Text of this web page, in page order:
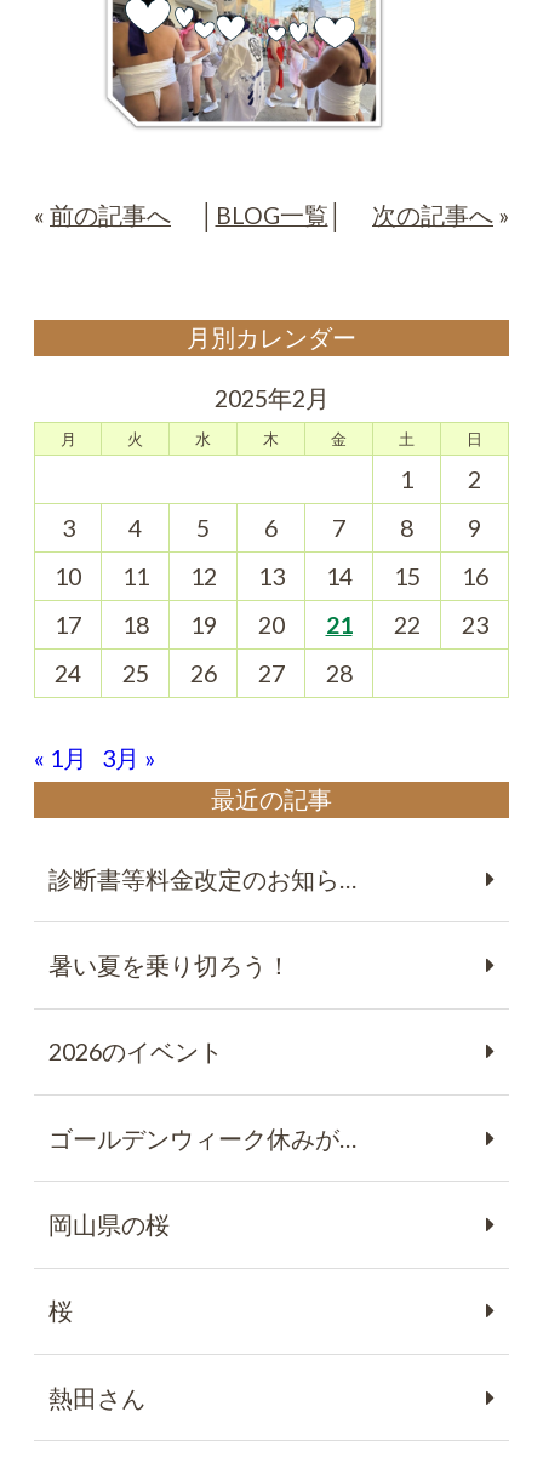
« 前の記事へ BLOG一覧 次の記事へ »
月別カレンダー
2025年2月
月 火 水 木 金 土 日
1
2
3
4 5 6 7 8
9
10
11 12 13 14 15
16
17
18 19 20 21 22
23
24
25 26 27 28
« 1月
3月 »
最近の記事
診断書等料金改定のお知ら…
暑い夏を乗り切ろう！
2026のイベント
ゴールデンウィーク休みが…
岡山県の桜
桜
熱田さん